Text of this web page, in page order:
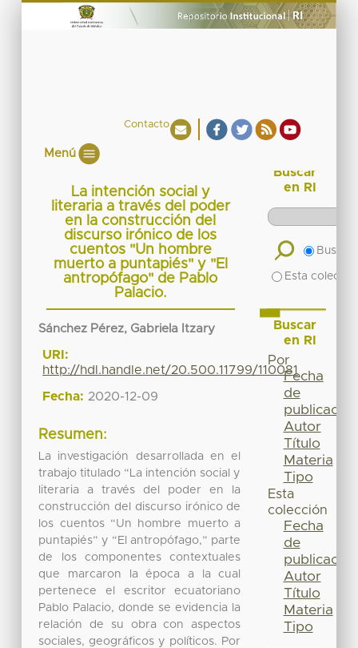
Contacto
Menú
La intención social y
literaria a través del poder
en la construcción del
discurso irónico de los
cuentos "Un hombre
muerto a puntapiés" y "El
antropófago" de Pablo
Palacio.
Sánchez Pérez, Gabriela Itzary
URI:
http://hdl.handle.net/20.500.11799/110081
Fecha: 2020-12-09
Resumen:
La investigación desarrollada en el
trabajo titulado “La intención social y
literaria a través del poder en la
construcción del discurso irónico de
los cuentos “Un hombre muerto a
puntapiés” y “El antropófago,” parte
de los componentes contextuales
que marcaron la época a la cual
pertenece el escritor ecuatoriano
Pablo Palacio, donde se evidencia la
relación de su obra con aspectos
sociales, geográficos y políticos. Por
Buscar
en RI
Buscar
Esta
Buscar
en RI
Por
Fecha
de
publicación
Autor
Título
Materia
Tipo
Esta
colección
Fecha
de
publicación
Autor
Título
Materia
Tipo